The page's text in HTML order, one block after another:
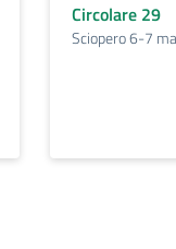
Circolare 29
Sciopero 6-7